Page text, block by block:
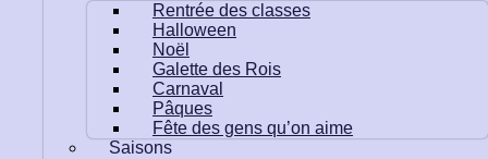
Rentrée des classes
Halloween
Noël
Galette des Rois
Carnaval
Pâques
Fête des gens qu’on aime
Saisons